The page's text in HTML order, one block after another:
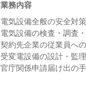
業務内容
電気設備全般の安全対
電気設備の検査・調査
契約先企業の従業員へ
受変電設備の設計・監理
官庁関係申請届け出の